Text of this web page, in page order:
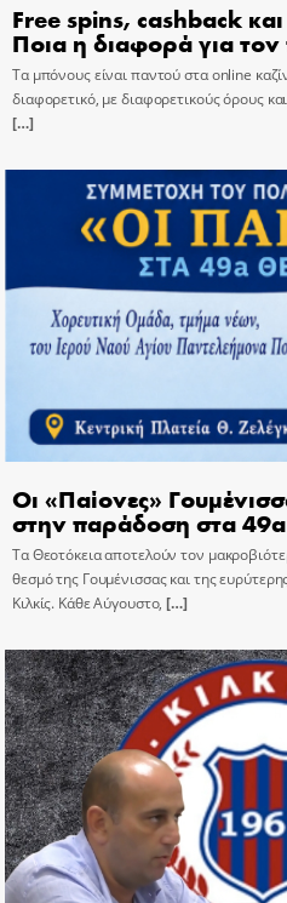
Free spins, cashback
Ποια η διαφορά για τον
Τα μπόνους είναι παντού στα online
διαφορετικό, με διαφορετικούς όρους
[…]
Οι «Παίονες»
στην παράδοση στα
Τα Θεοτόκεια αποτελούν τον
θεσμό της Γουμένισσας και της
Κιλκίς. Κάθε Αύγουστο, […]